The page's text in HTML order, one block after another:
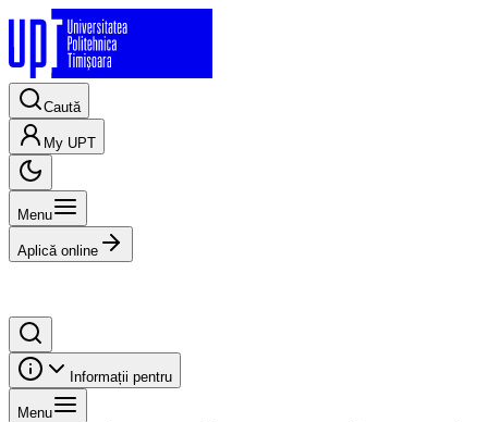
Caută
My UPT
Menu
Aplică online
Informații pentru
Menu